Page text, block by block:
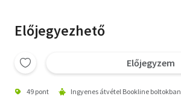
Előjegyezhető
Előjegyzem
49 pont Ingyenes átvétel Bookline boltokban